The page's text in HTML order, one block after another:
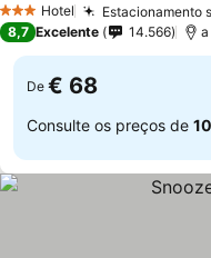
3 EstrelasHotel Estacionamento
8,7 Excelente 14.566 a
De € 68
Consulte os preços de